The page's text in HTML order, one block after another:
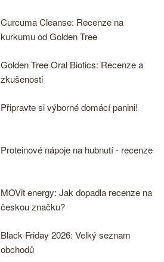
Curcuma Cleanse: Recenze na
kurkumu od Golden Tree
Golden Tree Oral Biotics: Recenze a
zkušenosti
Připravte si výborné domácí panini!
Proteinové nápoje na hubnutí - recenze
MOVit energy: Jak dopadla recenze na
českou značku?
Black Friday 2026: Velký seznam
obchodů